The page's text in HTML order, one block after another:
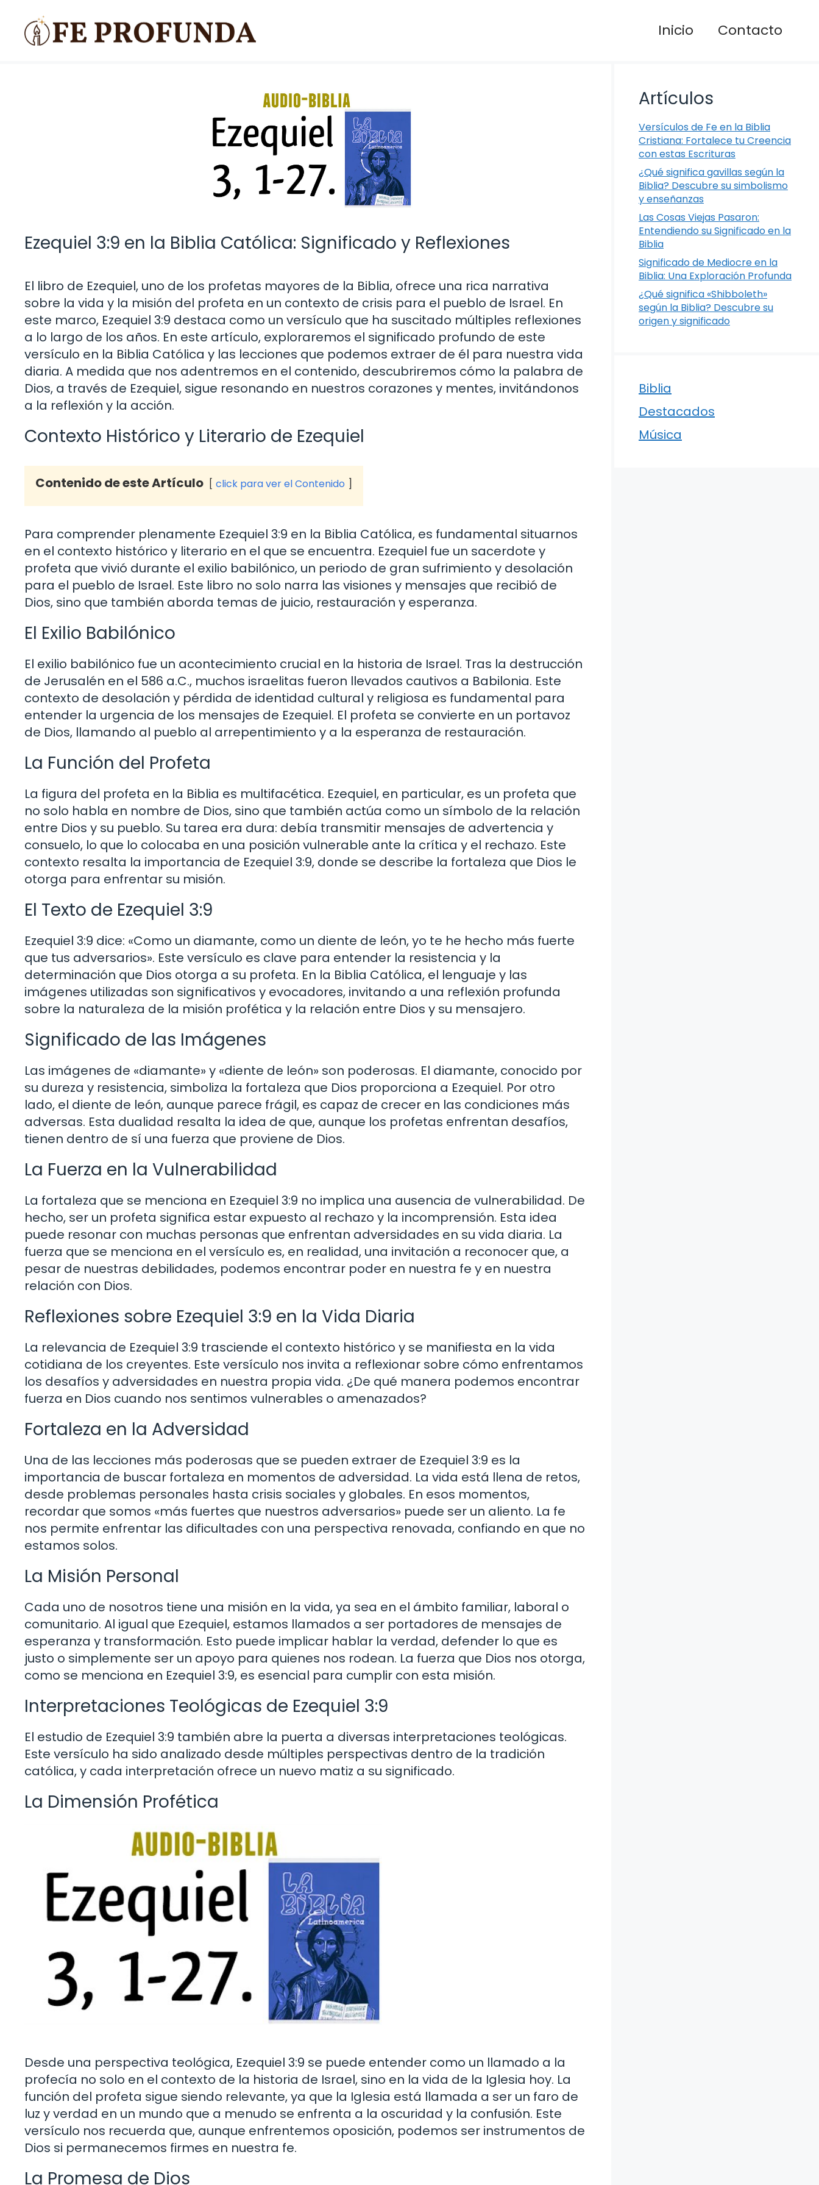
contenido
Inicio Contacto
Ezequiel 3:9 en la Biblia Católica: Significado y Reflexiones
El libro de Ezequiel, uno de los profetas mayores de la Biblia, ofrece una rica narrativa
sobre la vida y la misión del profeta en un contexto de crisis para el pueblo de Israel. En
este marco, Ezequiel 3:9 destaca como un versículo que ha suscitado múltiples reflexiones
a lo largo de los años. En este artículo, exploraremos el significado profundo de este
versículo en la Biblia Católica y las lecciones que podemos extraer de él para nuestra vida
diaria. A medida que nos adentremos en el contenido, descubriremos cómo la palabra de
Dios, a través de Ezequiel, sigue resonando en nuestros corazones y mentes, invitándonos
a la reflexión y la acción.
Contexto Histórico y Literario de Ezequiel
Contenido de este Artículo click para ver el Contenido
Para comprender plenamente Ezequiel 3:9 en la Biblia Católica, es fundamental situarnos
en el contexto histórico y literario en el que se encuentra. Ezequiel fue un sacerdote y
profeta que vivió durante el exilio babilónico, un periodo de gran sufrimiento y desolación
para el pueblo de Israel. Este libro no solo narra las visiones y mensajes que recibió de
Dios, sino que también aborda temas de juicio, restauración y esperanza.
El Exilio Babilónico
El exilio babilónico fue un acontecimiento crucial en la historia de Israel. Tras la destrucción
de Jerusalén en el 586 a.C., muchos israelitas fueron llevados cautivos a Babilonia. Este
contexto de desolación y pérdida de identidad cultural y religiosa es fundamental para
entender la urgencia de los mensajes de Ezequiel. El profeta se convierte en un portavoz
de Dios, llamando al pueblo al arrepentimiento y a la esperanza de restauración.
La Función del Profeta
La figura del profeta en la Biblia es multifacética. Ezequiel, en particular, es un profeta que
no solo habla en nombre de Dios, sino que también actúa como un símbolo de la relación
entre Dios y su pueblo. Su tarea era dura: debía transmitir mensajes de advertencia y
consuelo, lo que lo colocaba en una posición vulnerable ante la crítica y el rechazo. Este
contexto resalta la importancia de Ezequiel 3:9, donde se describe la fortaleza que Dios le
otorga para enfrentar su misión.
El Texto de Ezequiel 3:9
Ezequiel 3:9 dice: «Como un diamante, como un diente de león, yo te he hecho más fuerte
que tus adversarios». Este versículo es clave para entender la resistencia y la
determinación que Dios otorga a su profeta. En la Biblia Católica, el lenguaje y las
imágenes utilizadas son significativos y evocadores, invitando a una reflexión profunda
sobre la naturaleza de la misión profética y la relación entre Dios y su mensajero.
Significado de las Imágenes
Las imágenes de «diamante» y «diente de león» son poderosas. El diamante, conocido por
su dureza y resistencia, simboliza la fortaleza que Dios proporciona a Ezequiel. Por otro
lado, el diente de león, aunque parece frágil, es capaz de crecer en las condiciones más
adversas. Esta dualidad resalta la idea de que, aunque los profetas enfrentan desafíos,
tienen dentro de sí una fuerza que proviene de Dios.
La Fuerza en la Vulnerabilidad
La fortaleza que se menciona en Ezequiel 3:9 no implica una ausencia de vulnerabilidad. De
hecho, ser un profeta significa estar expuesto al rechazo y la incomprensión. Esta idea
puede resonar con muchas personas que enfrentan adversidades en su vida diaria. La
fuerza que se menciona en el versículo es, en realidad, una invitación a reconocer que, a
pesar de nuestras debilidades, podemos encontrar poder en nuestra fe y en nuestra
relación con Dios.
Reflexiones sobre Ezequiel 3:9 en la Vida Diaria
La relevancia de Ezequiel 3:9 trasciende el contexto histórico y se manifiesta en la vida
cotidiana de los creyentes. Este versículo nos invita a reflexionar sobre cómo enfrentamos
los desafíos y adversidades en nuestra propia vida. ¿De qué manera podemos encontrar
fuerza en Dios cuando nos sentimos vulnerables o amenazados?
Fortaleza en la Adversidad
Una de las lecciones más poderosas que se pueden extraer de Ezequiel 3:9 es la
importancia de buscar fortaleza en momentos de adversidad. La vida está llena de retos,
desde problemas personales hasta crisis sociales y globales. En esos momentos,
recordar que somos «más fuertes que nuestros adversarios» puede ser un aliento. La fe
nos permite enfrentar las dificultades con una perspectiva renovada, confiando en que no
estamos solos.
La Misión Personal
Cada uno de nosotros tiene una misión en la vida, ya sea en el ámbito familiar, laboral o
comunitario. Al igual que Ezequiel, estamos llamados a ser portadores de mensajes de
esperanza y transformación. Esto puede implicar hablar la verdad, defender lo que es
justo o simplemente ser un apoyo para quienes nos rodean. La fuerza que Dios nos otorga,
como se menciona en Ezequiel 3:9, es esencial para cumplir con esta misión.
Interpretaciones Teológicas de Ezequiel 3:9
El estudio de Ezequiel 3:9 también abre la puerta a diversas interpretaciones teológicas.
Este versículo ha sido analizado desde múltiples perspectivas dentro de la tradición
católica, y cada interpretación ofrece un nuevo matiz a su significado.
La Dimensión Profética
Desde una perspectiva teológica, Ezequiel 3:9 se puede entender como un llamado a la
profecía no solo en el contexto de la historia de Israel, sino en la vida de la Iglesia hoy. La
función del profeta sigue siendo relevante, ya que la Iglesia está llamada a ser un faro de
luz y verdad en un mundo que a menudo se enfrenta a la oscuridad y la confusión. Este
versículo nos recuerda que, aunque enfrentemos oposición, podemos ser instrumentos de
Dios si permanecemos firmes en nuestra fe.
La Promesa de Dios
Artículos
Versículos de Fe en la Biblia
Cristiana: Fortalece tu Creencia
con estas Escrituras
¿Qué significa gavillas según la
Biblia? Descubre su simbolismo
y enseñanzas
Las Cosas Viejas Pasaron:
Entendiendo su Significado en la
Biblia
Significado de Mediocre en la
Biblia: Una Exploración Profunda
¿Qué significa «Shibboleth»
según la Biblia? Descubre su
origen y significado
Biblia
Destacados
Música